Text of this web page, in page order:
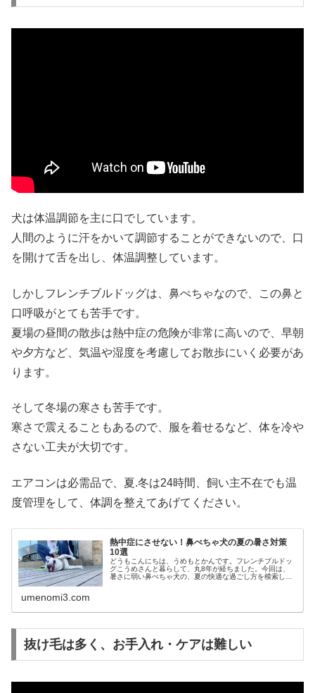
犬は体温調節を主に口でしています。
人間のように汗をかいて調節することができないので、口
を開けて舌を出し、体温調整しています。
しかしフレンチブルドッグは、鼻ぺちゃなので、この鼻と
口呼吸がとても苦手です。
夏場の昼間の散歩は熱中症の危険が非常に高いので、早朝
や夕方など、気温や湿度を考慮してお散歩にいく必要があ
ります。
そして冬場の寒さも苦手です。
寒さで震えることもあるので、服を着せるなど、体を冷や
さない工夫が大切です。
エアコンは必需品で、夏.冬は24時間、飼い主不在でも温
度管理をして、体調を整えてあげてください。
熱中症にさせない！鼻ぺちゃ犬の夏の暑さ対策
10選
どうもこんにちは、うめもとかんです。フレンチブルドッ
グこうめさんと暮らして、丸8年が経ちました。今回は、
暑さに弱い鼻ぺちゃ犬の、夏の快適な過ごし方を模索して
umenomi3.com
抜け毛は多く、お手入れ・ケアは難しい